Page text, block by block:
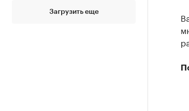
Загрузить еще